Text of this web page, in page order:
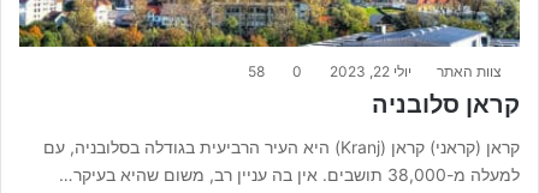
צוות האתר יולי 22, 2023 0
58
קראן סלובניה
קראן (קראני) קראן (Kranj) היא העיר הרביעית בגודלה בסלובניה, עם
למעלה מ-38,000 תושבים. אין בה עניין רב, משום שהיא בעיקר…